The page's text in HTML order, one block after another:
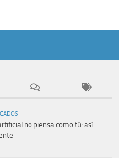
no piensa como tú: así